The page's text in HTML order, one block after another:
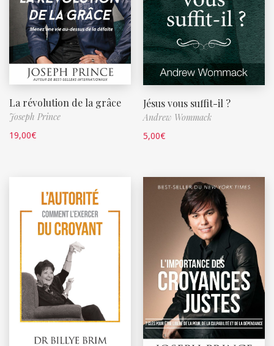
La révolution de la grâce
Joseph Prince
19,00€
Jésus vous suffit-il ?
Andrew Wommack
5,00€